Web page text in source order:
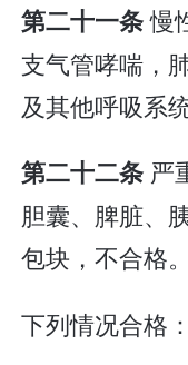
第二十一条慢
支气管哮喘，
及其他呼吸系
第二十二条 严
胆囊、脾脏、
包块，不合格。
下列情况合格：